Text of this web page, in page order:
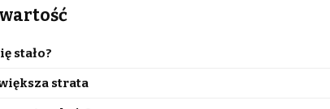
stało?
strata